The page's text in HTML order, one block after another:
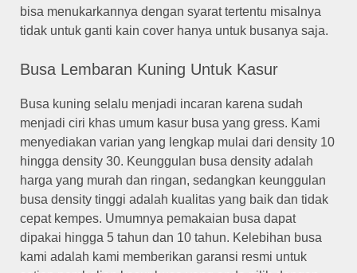
bisa menukarkannya dengan syarat tertentu misalnya
tidak untuk ganti kain cover hanya untuk busanya saja.
Busa Lembaran Kuning Untuk Kasur
Busa kuning selalu menjadi incaran karena sudah
menjadi ciri khas umum kasur busa yang gress. Kami
menyediakan varian yang lengkap mulai dari density 10
hingga density 30. Keunggulan busa density adalah
harga yang murah dan ringan, sedangkan keunggulan
busa density tinggi adalah kualitas yang baik dan tidak
cepat kempes. Umumnya pemakaian busa dapat
dipakai hingga 5 tahun dan 10 tahun. Kelebihan busa
kami adalah kami memberikan garansi resmi untuk